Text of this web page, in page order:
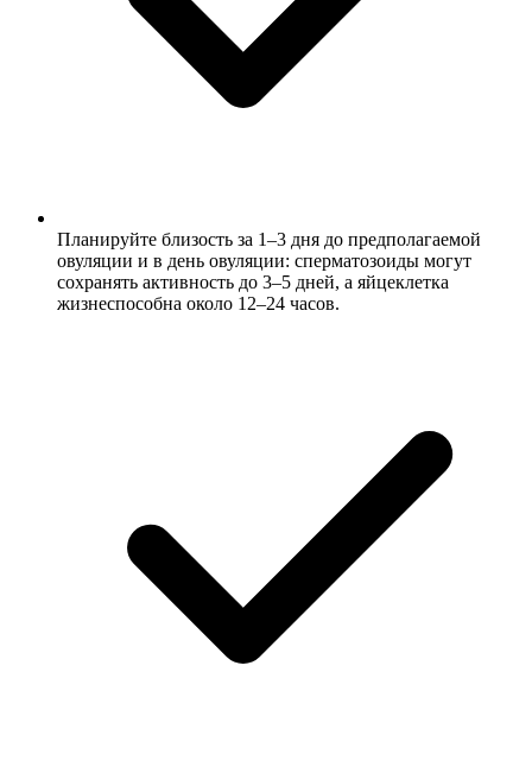
Планируйте близость за 1–3 дня до предполагаемой
овуляции и в день овуляции: сперматозоиды могут
сохранять активность до 3–5 дней, а яйцеклетка
жизнеспособна около 12–24 часов.